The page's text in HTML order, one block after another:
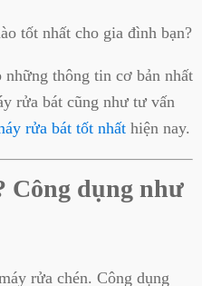
tốt nhất cho gia đình bạn?
thông tin cơ bản nhất
rửa bát cũng như tư vấn
rửa bát tốt nhất hiện nay.
Công dụng như
rửa chén. Công dụng